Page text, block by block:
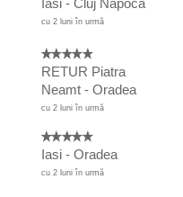
Iasi - Cluj Napoca
cu 2 luni în urmă
RETUR Piatra
Neamt - Oradea
cu 2 luni în urmă
Iasi - Oradea
cu 2 luni în urmă